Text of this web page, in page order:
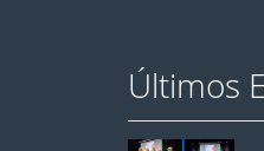
Últimos